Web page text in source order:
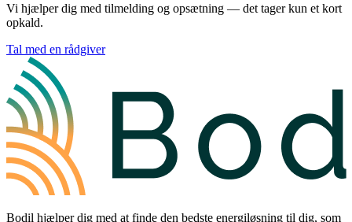
Vi hjælper dig med tilmelding og opsætning — det tager kun et kort
opkald.
Tal med en rådgiver
Bodil hjælper dig med at finde den bedste energiløsning til dig, som